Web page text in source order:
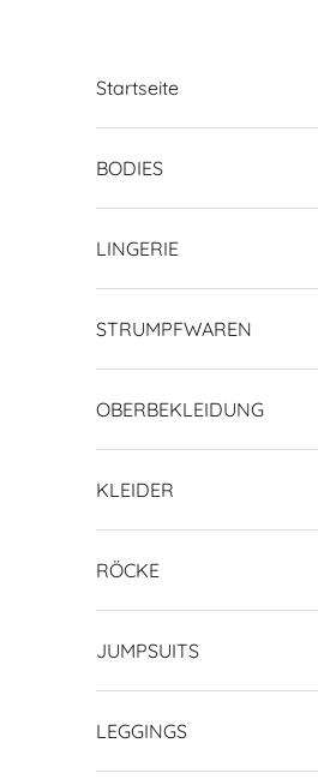
Startseite
BODIES
LINGERIE
STRUMPFWAREN
OBERBEKLEIDUNG
KLEIDER
RÖCKE
JUMPSUITS
LEGGINGS